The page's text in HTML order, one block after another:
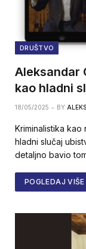
DRUŠTVO
Aleksandar
kao hladni
18/05/2025 BY
Kriminalistika kao
hladni slučaj
detaljno bavio
POGLEDAJ VIŠE